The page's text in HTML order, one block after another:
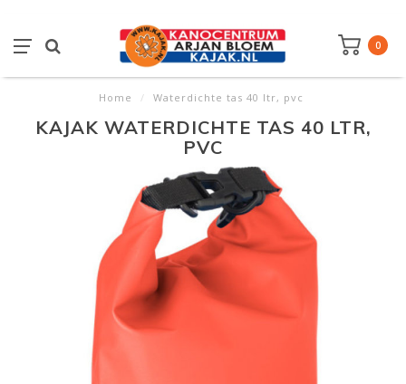
0
Home / Waterdichte tas 40 ltr, pvc
KAJAK WATERDICHTE TAS 40 LTR,
PVC